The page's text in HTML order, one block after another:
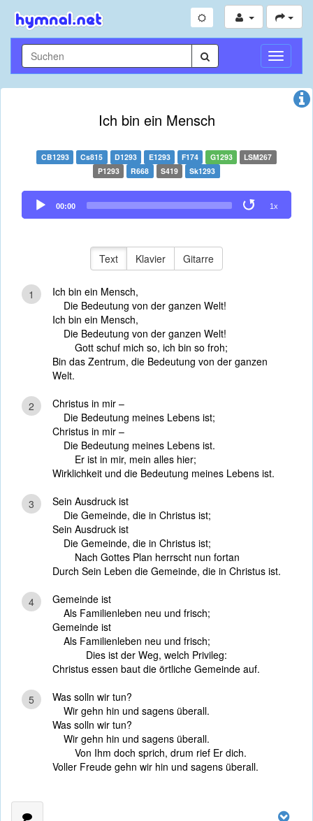
Ich bin ein Mensch
CB1293 Cs815 D1293 E1293 F174 G1293
LSM267
P1293
R668 S419 Sk1293
Audio
Player
00:00 1x
Text Klavier Gitarre
1
Ich bin ein Mensch,
Die Bedeutung von der ganzen Welt!
Ich bin ein Mensch,
Die Bedeutung von der ganzen Welt!
Gott schuf mich so, ich bin so froh;
Bin das Zentrum, die Bedeutung von der ganzen
Welt.
2
Christus in mir –
Die Bedeutung meines Lebens ist;
Christus in mir –
Die Bedeutung meines Lebens ist.
Er ist in mir, mein alles hier;
Wirklichkeit und die Bedeutung meines Lebens ist.
3
Sein Ausdruck ist
Die Gemeinde, die in Christus ist;
Sein Ausdruck ist
Die Gemeinde, die in Christus ist;
Nach Gottes Plan herrscht nun fortan
Durch Sein Leben die Gemeinde, die in Christus ist.
4
Gemeinde ist
Als Familienleben neu und frisch;
Gemeinde ist
Als Familienleben neu und frisch;
Dies ist der Weg, welch Privileg:
Christus essen baut die örtliche Gemeinde auf.
5
Was solln wir tun?
Wir gehn hin und sagens überall.
Was solln wir tun?
Wir gehn hin und sagens überall.
Von Ihm doch sprich, drum rief Er dich.
Voller Freude gehn wir hin und sagens überall.